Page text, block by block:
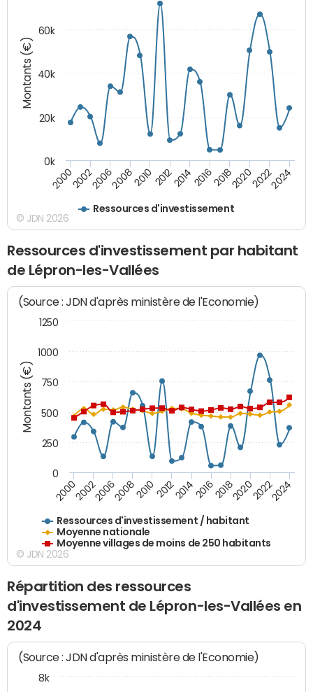
Montants (€)
Ressources d'investissement
20002002200620082010 2012201420162018202020222024
0k
20k
40k
60k
© JDN 2026
Ressources d'investissement par habitant
de Lépron-les-Vallées
Montants (€)
(Source : JDN d'après ministère de l'Economie)
Ressources d'investissement / habitant
Moyenne nationale
Moyenne villages de moins de 250 habitants
200020022006200820102012201420162018202020222024
0
250
500
750
1000
1250
© JDN 2026
Répartition des ressources
d'investissement de Lépron-les-Vallées en
2024
(Source : JDN d'après ministère de l'Economie)
8k